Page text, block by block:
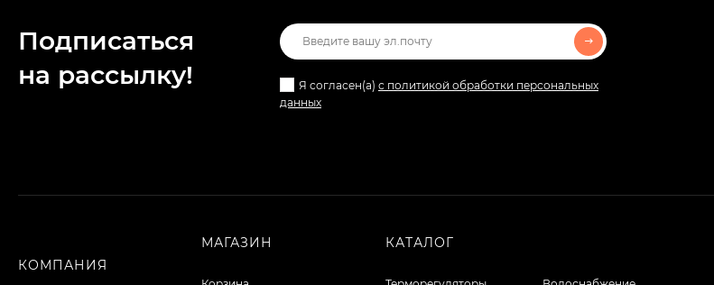
Подписаться
на рассылкy!
Я согласен(a) с политикой обработки персональных
данных
КОМПАНИЯ
МАГАЗИН КАТАЛОГ